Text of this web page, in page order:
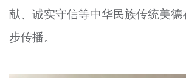
献、诚实守信等中华民族传统美
步传播。